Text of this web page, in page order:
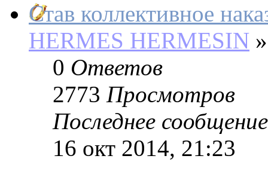
Став коллективное
HERMES HERMESIN »
0 Ответов
2773 Просмотров
Последнее сообщение
16 окт 2014, 21:23